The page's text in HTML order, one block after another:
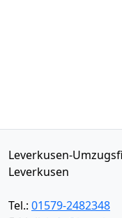
Leverkusen-
Leverkusen
Tel.: 01579-2482348